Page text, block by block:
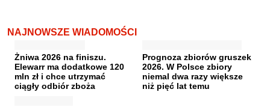
NAJNOWSZE WIADOMOŚCI
Żniwa 2026 na finiszu.
Elewarr ma dodatkowe 120
mln zł i chce utrzymać
ciągły odbiór zboża
Prognoza zbiorów gruszek
2026. W Polsce zbiory
niemal dwa razy większe
niż pięć lat temu